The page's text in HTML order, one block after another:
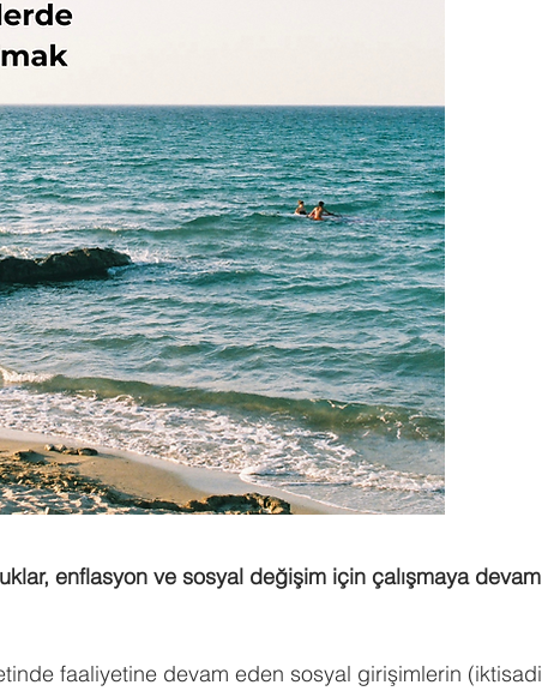
enflasyon ve sosyal değişim için çalışmaya devam
faaliyetine devam eden sosyal girişimlerin (iktisadi